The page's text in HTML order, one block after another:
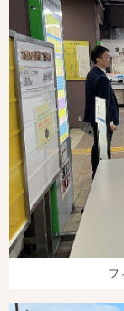
フ